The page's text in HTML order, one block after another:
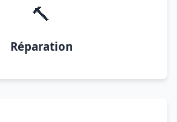
🔨
Réparation